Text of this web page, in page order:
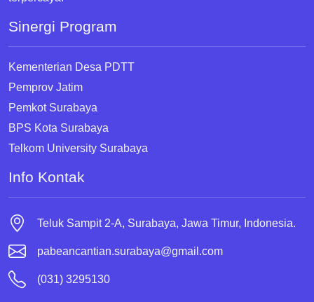
Sinergi Program
Kementerian Desa PDTT
Pemprov Jatim
Pemkot Surabaya
BPS Kota Surabaya
Telkom University Surabaya
Info Kontak
Teluk Sampit 2-A, Surabaya, Jawa Timur, Indonesia.
pabeancantian.surabaya@gmail.com
(031) 3295130